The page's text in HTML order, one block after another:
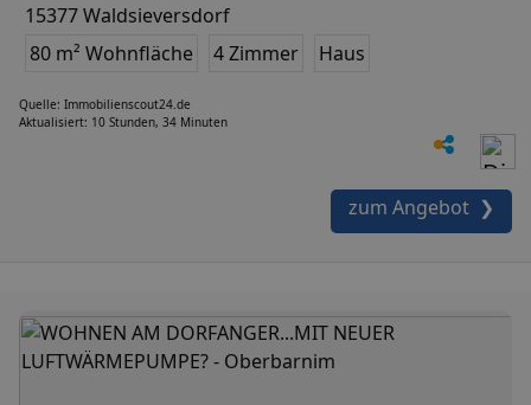
15377 Waldsieversdorf
80 m² Wohnfläche
4 Zimmer Haus
Quelle: Immobilienscout24.de
Aktualisiert: 10 Stunden, 34 Minuten
zum Angebot ❯